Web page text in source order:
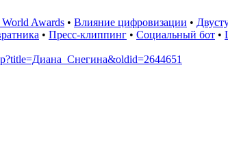
Awards • Влияние цифровизации •
• Пресс-клиппинг • Социальный бот •